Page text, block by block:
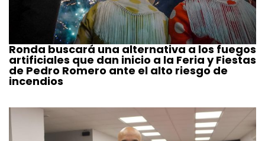
Ronda buscará una alternativa a los fuegos
artificiales que dan inicio a la Feria y Fiestas
de Pedro Romero ante el alto riesgo de
incendios